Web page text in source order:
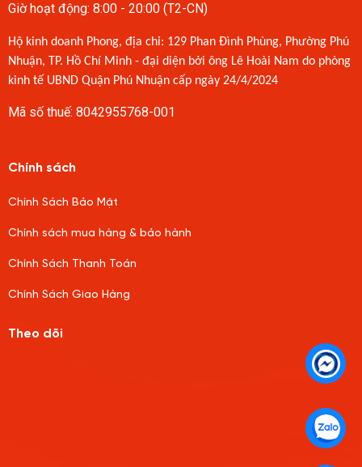
Giờ hoạt động: 8:00 - 20:00 (T2-CN)
Hộ kinh doanh Phong, địa chỉ: 129 Phan Đình Phùng, Phường Phú
Nhuận, TP. Hồ Chí Minh - đại diện bởi ông Lê Hoài Nam do phòng
kinh tế UBND Quận Phú Nhuận cấp ngày 24/4/2024
Mã số thuế: 8042955768-001
Chính sách
Chính Sách Bảo Mật
Chính sách mua hàng & bảo hành
Chính Sách Thanh Toán
Chính Sách Giao Hàng
Theo dõi